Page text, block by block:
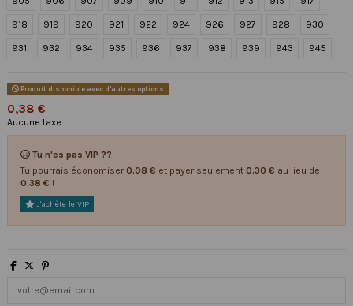
918 919 920 921 922 924 926 927 928 930
931 932 934 935 936 937 938 939 943 945
Produit disponible avec d'autres options
0,38 €
Aucune taxe
Tu n'es pas VIP ??
Tu pourrais économiser 0.08 € et payer seulement 0.30 € au lieu de
0.38 € !
J'achète le VIP